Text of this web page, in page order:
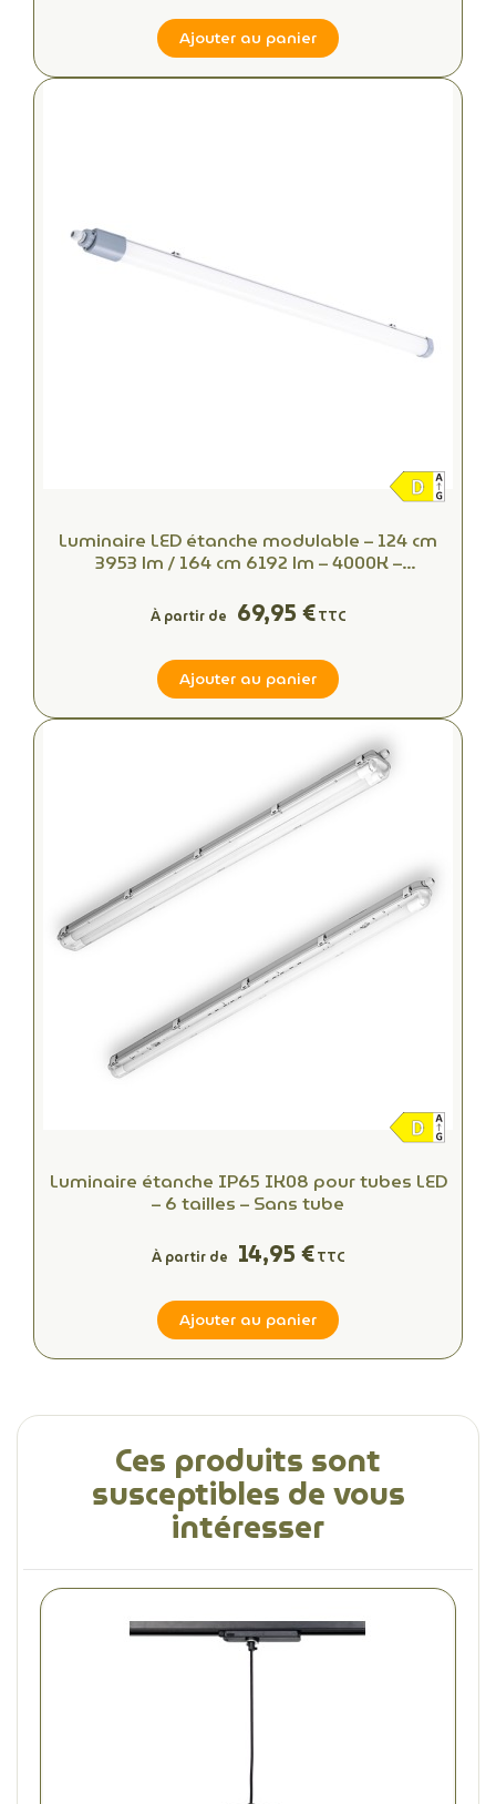
Ajouter au panier
Luminaire LED étanche modulable – 124 cm
3953 lm / 164 cm 6192 lm – 4000K –
À partir de 69,95 €TTC
Ajouter au panier
Luminaire étanche IP65 IK08 pour tubes LED
– 6 tailles – Sans tube
À partir de 14,95 €TTC
Ajouter au panier
Ces produits sont
susceptibles de vous
intéresser